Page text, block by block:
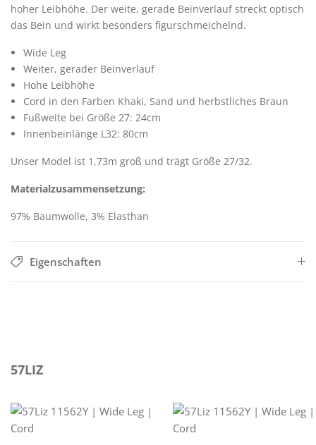
hoher Leibhöhe. Der weite, gerade Beinverlauf streckt optisch
das Bein und wirkt besonders figurschmeichelnd.
Wide Leg
Weiter, gerader Beinverlauf
Hohe Leibhöhe
Cord in den Farben Khaki, Sand und herbstliches Braun
Fußweite bei Größe 27: 24cm
Innenbeinlänge L32: 80cm
Unser Model ist 1,73m groß und trägt Größe 27/32.
Materialzusammensetzung:
97% Baumwolle, 3% Elasthan
Eigenschaften
Produktgalerie überspringen
57LIZ